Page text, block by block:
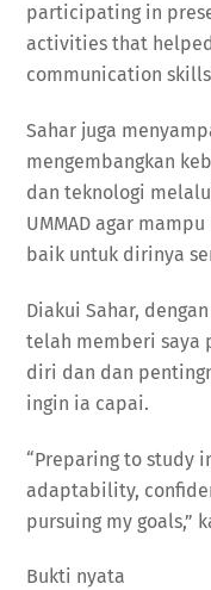
participating in
activities that
communication
Sahar juga
mengembangkan
dan teknologi
UMMAD agar
baik untuk dirinya
Diakui Sahar,
telah memberi saya
diri dan dan
ingin ia capai.
“Preparing to study
adaptability,
pursuing my goals,”
Bukti nyata